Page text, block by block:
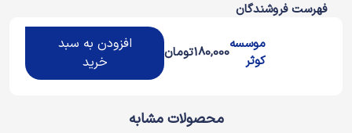
فهرست فروشندگان
موسسه
کوثر
180,000تومان
افزودن به سبد
خرید
محصولات مشابه